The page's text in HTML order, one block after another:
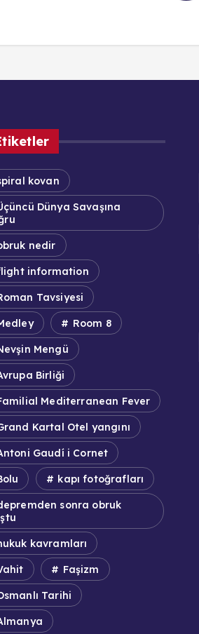
kovan
Dünya Savaşına
nedir
information
Tavsiyesi
Room 8
Mengü
Birliği
Mediterranean Fever
Kartal Otel yangını
Gaudí i Cornet
kapı fotoğrafları
sonra obruk
kavramları
Faşizm
Tarihi